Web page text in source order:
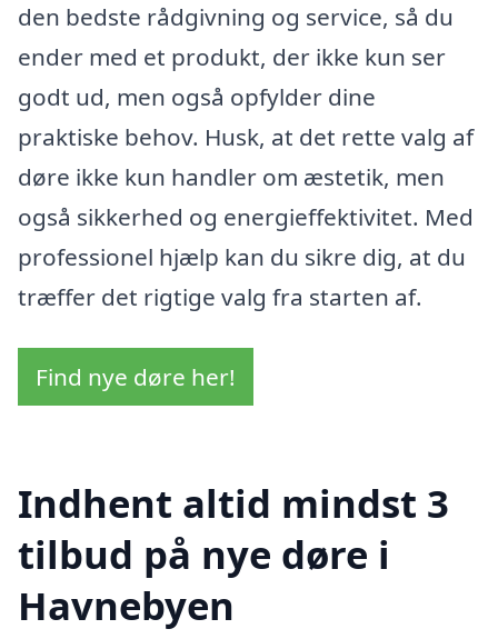
den bedste rådgivning og service, så du
ender med et produkt, der ikke kun ser
godt ud, men også opfylder dine
praktiske behov. Husk, at det rette valg af
døre ikke kun handler om æstetik, men
også sikkerhed og energieffektivitet. Med
professionel hjælp kan du sikre dig, at du
træffer det rigtige valg fra starten af.
Find nye døre her!
Indhent altid mindst 3
tilbud på nye døre i
Havnebyen